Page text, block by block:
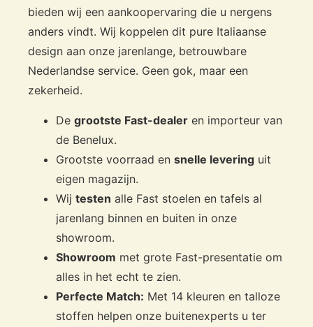
bieden wij een aankoopervaring die u nergens
anders vindt. Wij koppelen dit pure Italiaanse
design aan onze jarenlange, betrouwbare
Nederlandse service. Geen gok, maar een
zekerheid.
De grootste Fast-dealer en importeur van
de Benelux.
Grootste voorraad en snelle levering uit
eigen magazijn.
Wij testen alle Fast stoelen en tafels al
jarenlang binnen en buiten in onze
showroom.
Showroom met grote Fast-presentatie om
alles in het echt te zien.
Perfecte Match: Met 14 kleuren en talloze
stoffen helpen onze buitenexperts u ter